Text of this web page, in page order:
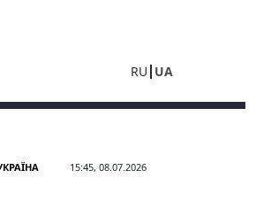
RU UA
15:45, 08.07.2026